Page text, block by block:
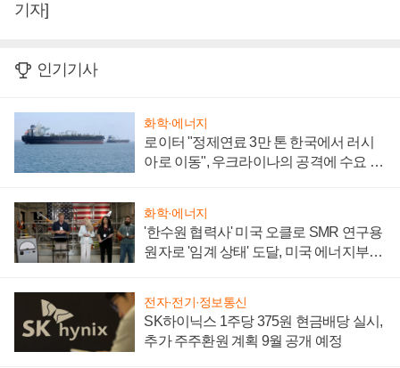
기자]
인기기사
화학·에너지
로이터 "정제연료 3만 톤 한국에서 러시
아로 이동", 우크라이나의 공격에 수요 늘
화학·에너지
'한수원 협력사' 미국 오클로 SMR 연구용
원자로 '임계 상태' 도달, 미국 에너지부
전자·전기·정보통신
SK하이닉스 1주당 375원 현금배당 실시,
추가 주주환원 계획 9월 공개 예정